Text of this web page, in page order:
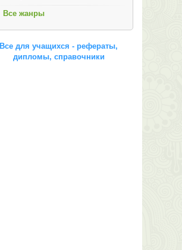
Все жанры
Все для учащихся - рефераты,
дипломы, справочники